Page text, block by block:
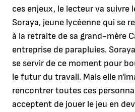
ces enjeux, le lecteur va suivre
Soraya, jeune lycéenne qui se
à la retraite de sa grand-mère
entreprise de parapluies.
se servir de ce moment pour
le futur du travail. Mais elle
rencontrer toutes ces
acceptent de jouer le jeu en